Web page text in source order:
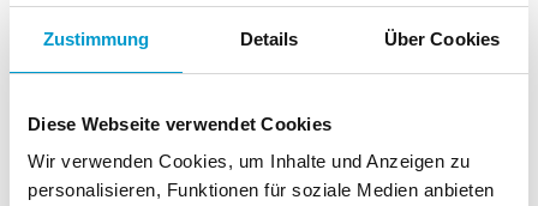
Zustimmung Details Über Cookies
Diese Webseite verwendet Cookies
Wir verwenden Cookies, um Inhalte und Anzeigen zu
personalisieren, Funktionen für soziale Medien anbieten
erweiterbar. Tragegriffe sind an der Kofferoberseite und
seitlich des Koffers vorhanden.
Material für Langlebigkeit vielfältige
Einsatzmöglichkeiten.